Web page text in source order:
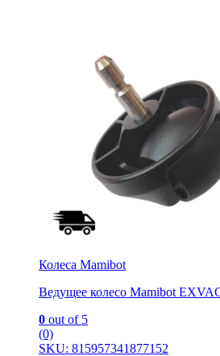
Колеса Mamibot
Ведущее колесо Mamibot
0 out of 5
(0)
SKU: 815957341877152